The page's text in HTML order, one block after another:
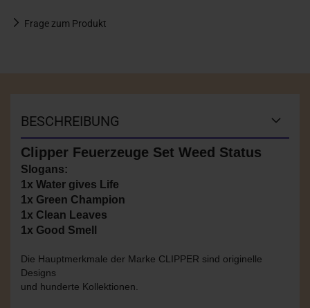
Frage zum Produkt
BESCHREIBUNG
Clipper Feuerzeuge Set Weed Status
Slogans:
1x Water gives Life
1x Green Champion
1x Clean Leaves
1x Good Smell
Die Hauptmerkmale der Marke CLIPPER sind originelle
Designs
und hunderte Kollektionen.